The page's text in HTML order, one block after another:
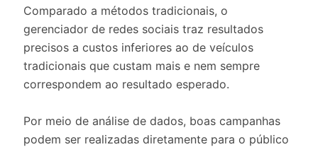
Comparado a métodos tradicionais, o
gerenciador de redes sociais traz resultados
precisos a custos inferiores ao de veículos
tradicionais que custam mais e nem sempre
correspondem ao resultado esperado.
Por meio de análise de dados, boas campanhas
podem ser realizadas diretamente para o público